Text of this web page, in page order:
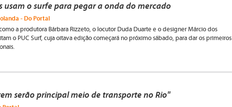
usam o surfe para pegar a onda do mercado
- Do Portal
a produtora Bárbara Rizzeto, o locutor Duda Duarte e o designer Márcio dos
o PUC Surf, cuja oitava edição começará no próximo sábado, para dar os primeiros
serão principal meio de transporte no Rio"